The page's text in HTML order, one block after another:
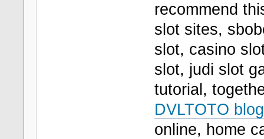
recommend
slot sites,
slot, casino
slot, judi slot
tutorial,
DVLTOTO blog
online, home